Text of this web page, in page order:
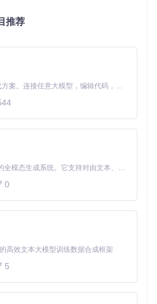
-
s
1μs
4 GiB/
批量数据加
100μs
度比网络传输快约500倍，这意味着
尽量减少跨节点数据传输，优先考
通过Napkin-math实现系统
math工具？
推荐
Claude Code 的开源替代方案。连接任意大模型，编辑代码，运行命令，自动验证 — 全自动执行。用 Rust 构建，极致性能。 ｜ An open-source alternative to Claude Code. Connect any LLM, edit code, run commands, and verify changes — autonomously. Built in Rust for speed. Get Started
MiniMax H3 是一个通用的全模态生成系统。它支持对由文本、图像、视频和音频组成的多模态上下文进行统一理解，并能生成分辨率高达 2K、时长可达 15 秒的带原生立体声音频的视频。得益于面向任务泛化的系统设计，H3 在预训练阶段就已具备广泛的多模态上下文理解与生成能力，能够出色地执行复杂的多模态指令。
0
高效文本大模型训练数据合成框架
5